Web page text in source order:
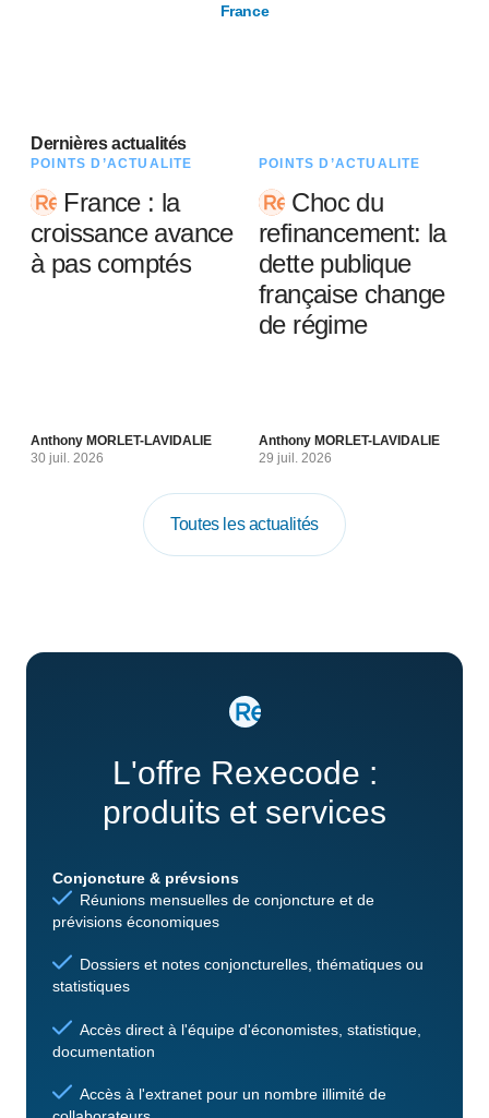
France
Dernières actualités
POINTS D’ACTUALITÉ
France : la
croissance avance
à pas comptés
Anthony MORLET-LAVIDALIE
30 juil. 2026
POINTS D’ACTUALITÉ
Choc du
refinancement: la
dette publique
française change
de régime
Anthony MORLET-LAVIDALIE
29 juil. 2026
Toutes les actualités
L'offre Rexecode :
produits et services
Conjoncture & prévsions
Réunions mensuelles de conjoncture et de
prévisions économiques
Dossiers et notes conjoncturelles, thématiques ou
statistiques
Accès direct à l'équipe d'économistes, statistique,
documentation
Accès à l'extranet pour un nombre illimité de